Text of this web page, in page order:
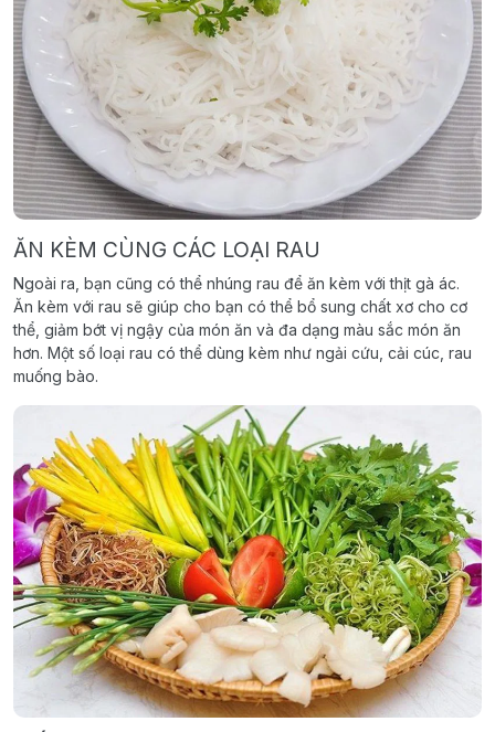
ĂN KÈM CÙNG CÁC LOẠI RAU
Ngoài ra, bạn cũng có thể nhúng rau để ăn kèm với thịt gà ác.
Ăn kèm với rau sẽ giúp cho bạn có thể bổ sung chất xơ cho cơ
thể, giảm bớt vị ngậy của món ăn và đa dạng màu sắc món ăn
hơn. Một số loại rau có thể dùng kèm như ngải cứu, cải cúc, rau
muống bào.